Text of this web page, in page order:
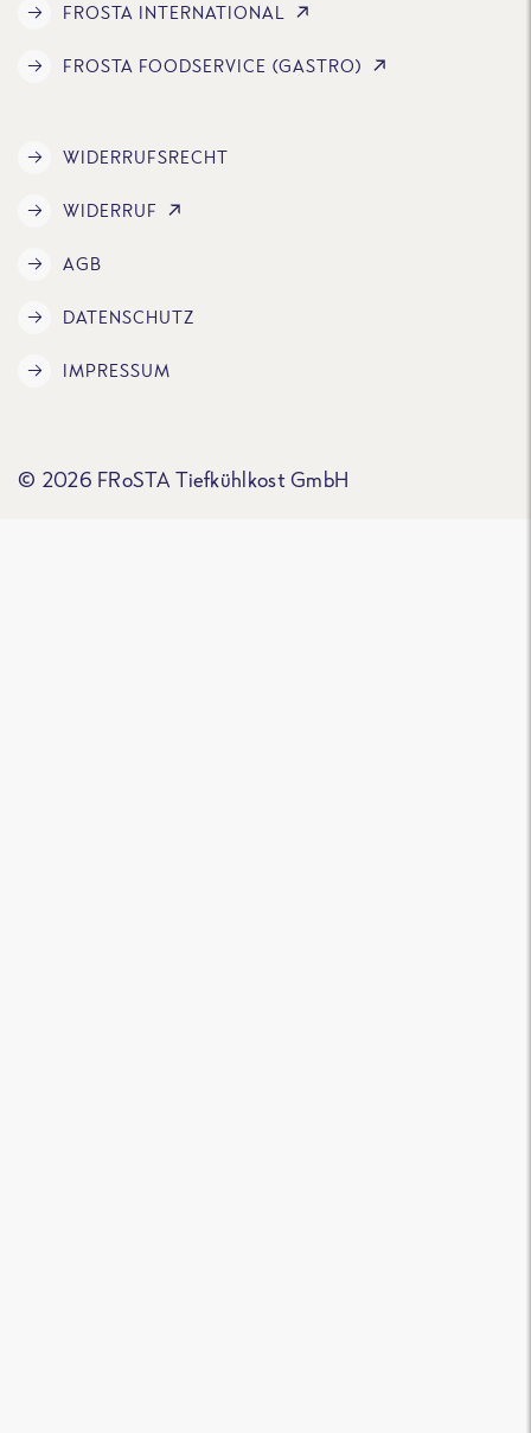
FROSTA INTERNATIONAL
FROSTA FOODSERVICE (GASTRO)
WIDERRUFSRECHT
WIDERRUF
AGB
DATENSCHUTZ
IMPRESSUM
© 2026 FRoSTA Tiefkühlkost GmbH